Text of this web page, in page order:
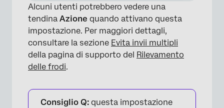
Alcuni utenti potrebbero vedere una
tendina Azione quando attivano questa
impostazione. Per maggiori dettagli,
consultare la sezione Evita invii multipli
della pagina di supporto del Rilevamento
delle frodi.
Consiglio Q: questa impostazione